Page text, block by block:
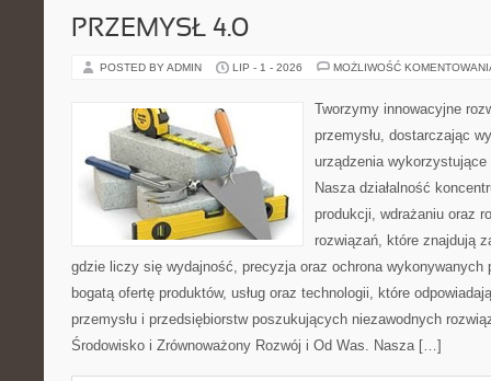
PRZEMYSŁ 4.0
POSTED BY ADMIN LIP - 1 - 2026 MOŻLIWOŚĆ
Tworzymy innowacyjne
przemysłu, dostarczając
urządzenia
Nasza działalność
produkcji, wdrażaniu oraz
rozwiązań, które znajdują
gdzie liczy się wydajność, precyzja oraz ochrona wykonywanych
bogatą ofertę produktów, usług oraz technologii, które
przemysłu i przedsiębiorstw poszukujących niezawodnych
Środowisko i Zrównoważony Rozwój i Od Was. Nasza […]